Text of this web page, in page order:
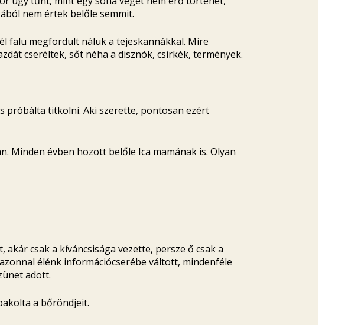
nem értek belőle semmit.
falu megfordult náluk a tejeskannákkal. Mire
cseréltek, sőt néha a disznók, csirkék, termények.
próbálta titkolni. Aki szerette, pontosan ezért
Minden évben hozott belőle Ica mamának is. Olyan
csak a kíváncsisága vezette, persze ő csak a
élénk információcserébe váltott, mindenféle
adott.
a bőröndjeit.